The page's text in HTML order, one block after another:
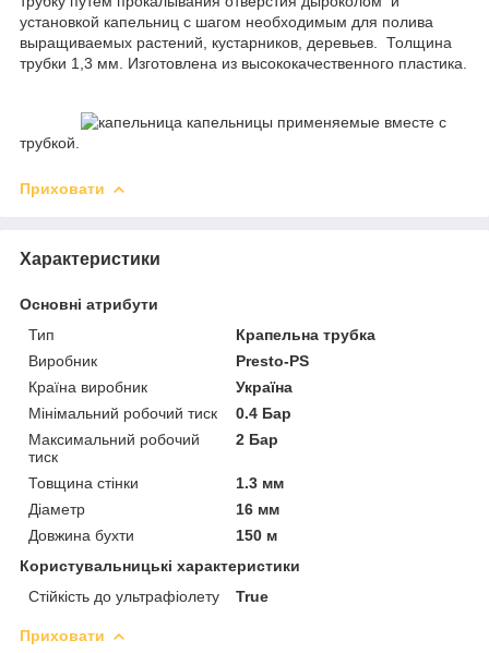
установкой капельниц с шагом необходимым для полива
выращиваемых растений, кустарников, деревьев. Толщина
трубки 1,3 мм. Изготовлена из высококачественного пластика.
капельницы применяемые вместе с
трубкой.
Приховати
Характеристики
Основні атрибути
Тип
Крапельна трубка
Виробник
Presto-PS
Країна виробник
Україна
Мінімальний робочий тиск
0.4 Бар
Максимальний робочий
тиск
2 Бар
Товщина стінки
1.3 мм
Діаметр
16 мм
Довжина бухти
150 м
Користувальницькі характеристики
Стійкість до ультрафіолету
True
Приховати